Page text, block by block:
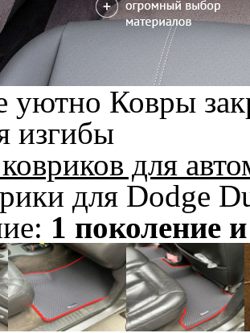
уютно Ковры
изгибы
для
для Dodge
1 поколение